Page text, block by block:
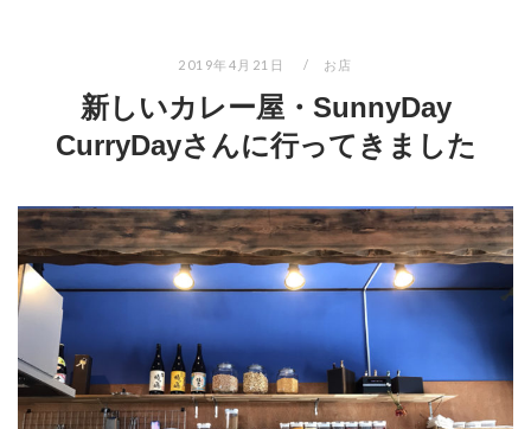
2019年4月21日 お店
新しいカレー屋・SunnyDay
CurryDayさんに行ってきました